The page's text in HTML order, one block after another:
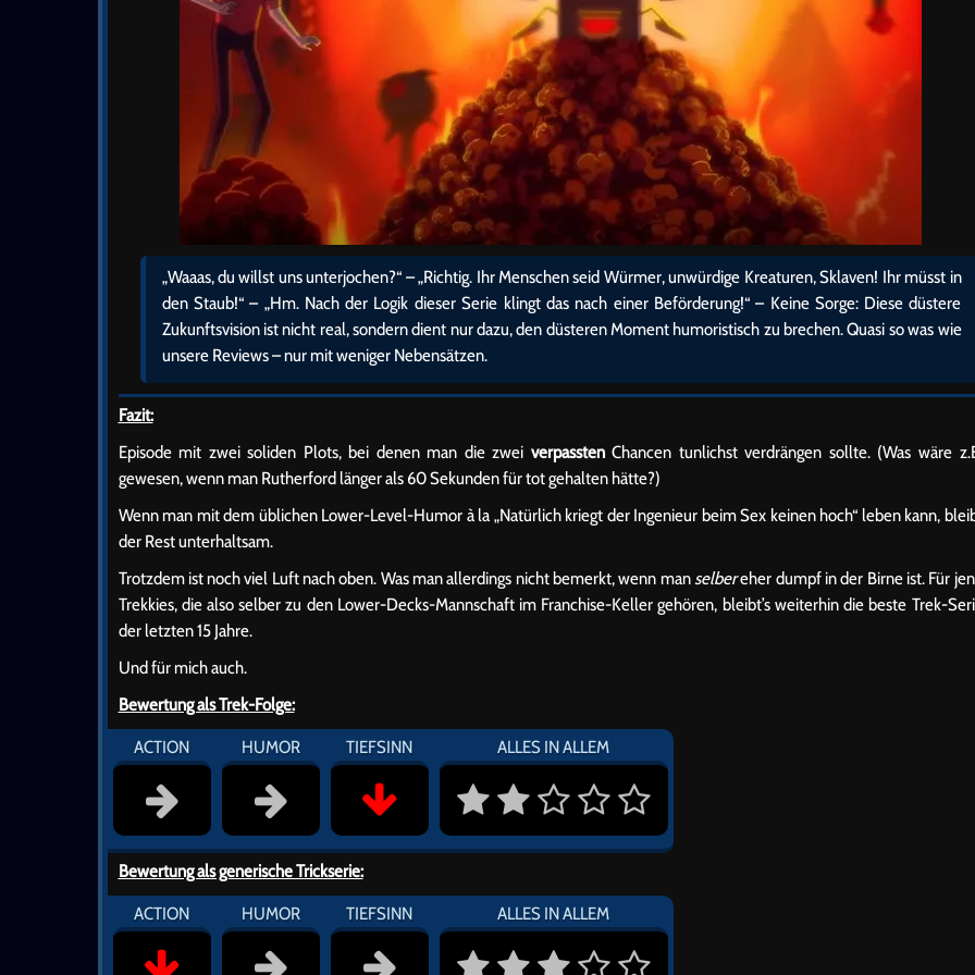
„Waaas, du willst uns unterjochen?“ – „Richtig. Ihr Menschen seid Würmer, unwürdige Kreaturen, Sklaven! Ihr müsst in
den Staub!“ – „Hm. Nach der Logik dieser Serie klingt das nach einer Beförderung!“ – Keine Sorge: Diese düstere
Zukunftsvision ist nicht real, sondern dient nur dazu, den düsteren Moment humoristisch zu brechen. Quasi so was wie
unsere Reviews – nur mit weniger Nebensätzen.
Fazit:
Episode mit zwei soliden Plots, bei denen man die zwei verpasstenChancen tunlichst verdrängen sollte. (Was wäre
gewesen, wenn man Rutherford länger als 60 Sekunden für tot gehalten hätte?)
Wenn man mit dem üblichen Lower-Level-Humor à la „Natürlich kriegt der Ingenieur beim Sex keinen hoch“ leben kann,
der Rest unterhaltsam.
Trotzdem ist noch viel Luft nach oben. Was man allerdings nicht bemerkt, wenn manselbereher dumpf in der Birne ist. Für
Trekkies, die also selber zu den Lower-Decks-Mannschaft im Franchise-Keller gehören, bleibt’s weiterhin die beste Trek-
der letzten 15 Jahre.
Und für mich auch.
Bewertung als Trek-Folge:
ACTION HUMOR TIEFSINN ALLES IN ALLEM
Bewertung als generische Trickserie:
ACTION HUMOR TIEFSINN ALLES IN ALLEM